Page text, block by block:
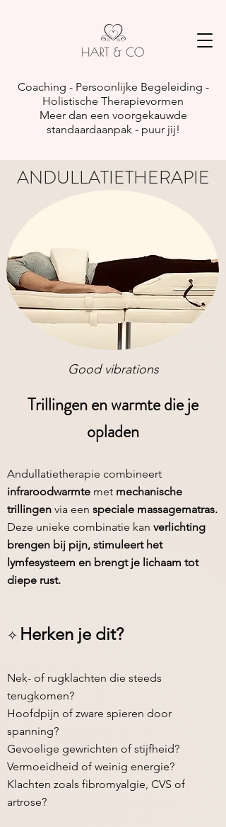
Coaching - Persoonlijke Begeleiding -
Holistische Therapievormen
Meer dan een voorgekauwde
standaardaanpak - puur jij!
ANDULLATIETHERAPIE
Good vibrations
Trillingen en warmte die je
opladen
Andullatietherapie combineert
infraroodwarmte met mechanische
trillingen via een speciale massagematras.
Deze unieke combinatie kan verlichting
brengen bij pijn, stimuleert het
lymfesysteem en brengt je lichaam tot
diepe rust.
✧ Herken je dit?
Nek- of rugklachten die steeds
terugkomen?
Hoofdpijn of zware spieren door
spanning?
Gevoelige gewrichten of stijfheid?
Vermoeidheid of weinig energie?
Klachten zoals fibromyalgie, CVS of
artrose?